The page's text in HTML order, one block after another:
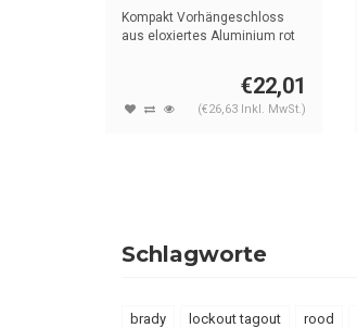
Aluminium rot 72IB/30
ROT
Kompakt Vorhängeschloss
aus eloxiertes Aluminium rot
€22,01
(€26,63 Inkl. MwSt.)
Schlagworte
brady lockout tagout rood